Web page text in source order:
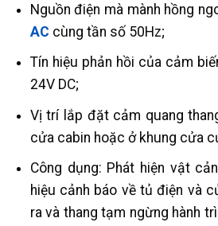
Nguồn điện mà mành hồng
AC cùng tần số 50Hz;
Tín hiệu phản hồi của cảm
24V DC;
Vị trí lắp đặt cảm quang
cửa cabin hoặc ở khung cửa
Công dụng: Phát hiện vật
hiệu cảnh báo về tủ điện và
ra và thang tạm ngừng hành